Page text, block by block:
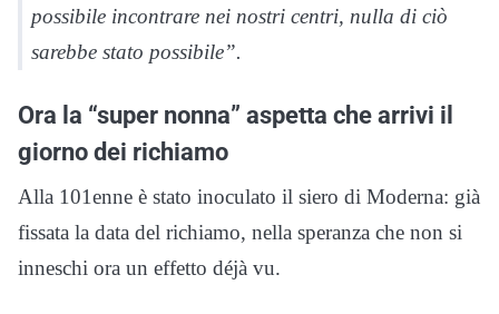
possibile incontrare nei nostri centri, nulla di ciò
sarebbe stato possibile”.
Ora la “super nonna” aspetta che arrivi il
giorno dei richiamo
Alla 101enne è stato inoculato il siero di Moderna: già
fissata la data del richiamo, nella speranza che non si
inneschi ora un effetto déjà vu.